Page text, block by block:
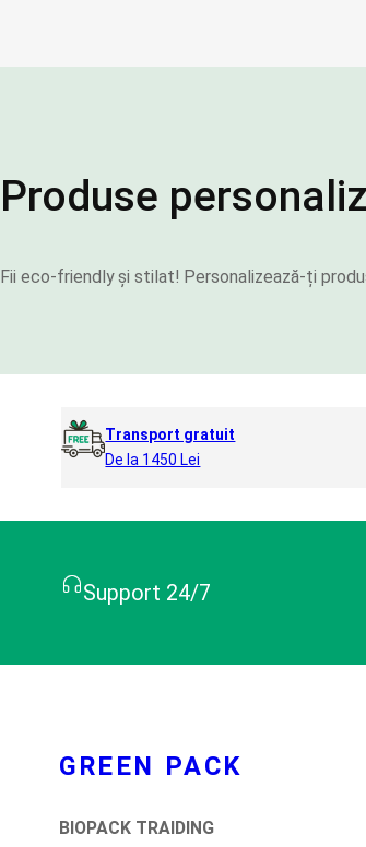
Produse
Fii eco-friendly și stilat! Personalizează-ți
Transport gratuit
De la 1450 Lei
Support 24/7
GREEN PACK
BIOPACK TRAIDING